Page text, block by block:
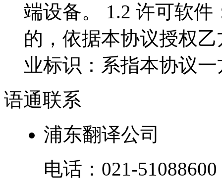
端设备。 1.2 许可软
的，依据本协议授权
业标识：系指本协议一
语通联系
浦东翻译公司
电话： 021-51088600